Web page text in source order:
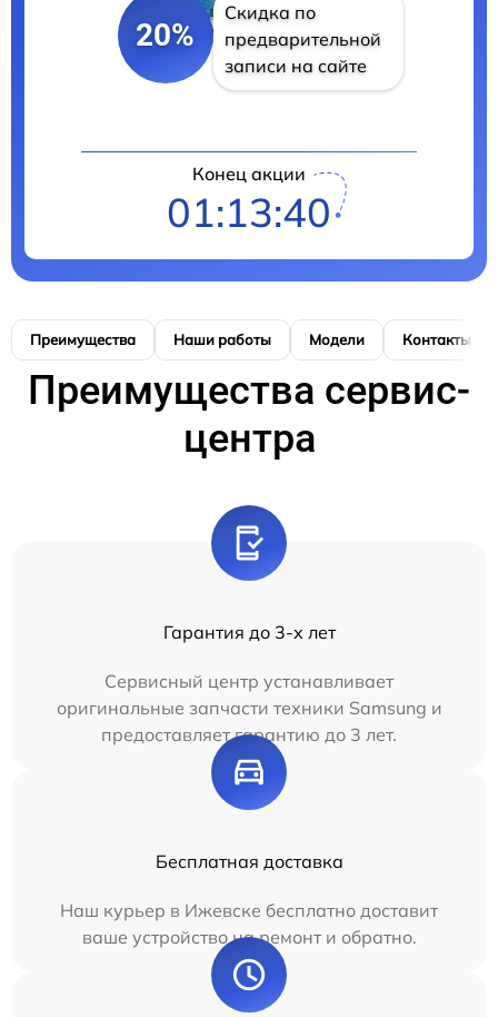
20%
Скидка по
предварительной
записи на сайте
Конец акции
01:13:39
Преимущества Наши работы Модели Контакты
Преимущества сервис-
центра
Гарантия до 3-х лет
Сервисный центр устанавливает
оригинальные запчасти техники Samsung и
предоставляет гарантию до 3 лет.
Бесплатная доставка
Наш курьер в Ижевске бесплатно доставит
ваше устройство на ремонт и обратно.